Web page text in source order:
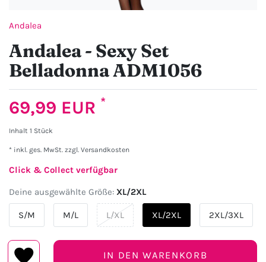
Andalea
Andalea - Sexy Set
Belladonna ADM1056
69,99 EUR *
Inhalt 1 Stück
* inkl. ges. MwSt. zzgl. Versandkosten
Click & Collect verfügbar
Deine ausgewählte Größe: XL/2XL
S/M M/L L/XL XL/2XL 2XL/3XL
IN DEN WARENKORB